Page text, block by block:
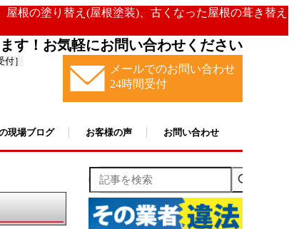
根の塗り替え(屋根塗装)、古くなった屋根の葺き替え
す！お気軽にお問い合わせください
］
メールでのお問い合わせ
24時間受付
現場ブログ お客様の声 お問い合わせ
記事を検索